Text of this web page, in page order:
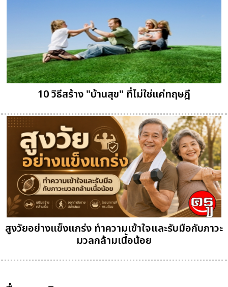
10 วิธีสร้าง "บ้านสุข" ที่ไม่ใช่แค่ทฤษฎี
สูงวัยอย่างแข็งแกร่ง ทำความเข้าใจและรับมือกับภาวะ
มวลกล้ามเนื้อน้อย